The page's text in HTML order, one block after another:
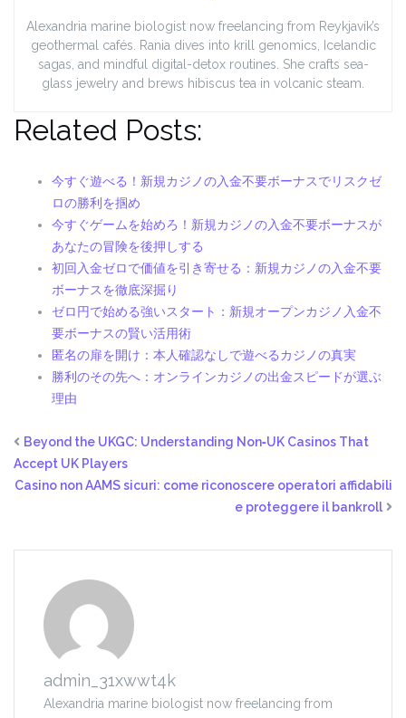
Alexandria marine biologist now freelancing from Reykjavík’s
geothermal cafés. Rania dives into krill genomics, Icelandic
sagas, and mindful digital-detox routines. She crafts sea-
glass jewelry and brews hibiscus tea in volcanic steam.
Related Posts:
今すぐ遊べる！新規カジノの入金不要ボーナスでリスクゼ
ロの勝利を掴め
今すぐゲームを始めろ！新規カジノの入金不要ボーナスが
あなたの冒険を後押しする
初回入金ゼロで価値を引き寄せる：新規カジノの入金不要
ボーナスを徹底深掘り
ゼロ円で始める強いスタート：新規オープンカジノ入金不
要ボーナスの賢い活用術
匿名の扉を開け：本人確認なしで遊べるカジノの真実
勝利のその先へ：オンラインカジノの出金スピードが選ぶ
理由
Beyond the UKGC: Understanding Non‑UK Casinos That
Accept UK Players
Casino non AAMS sicuri: come riconoscere operatori affidabili
e proteggere il bankroll
admin_31xwwt4k
Alexandria marine biologist now freelancing from